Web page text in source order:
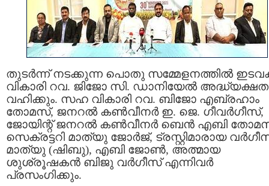
തുടർന്ന് നടക്കുന്ന പൊതു സമ്മേളനത്തിൽ
വികാരി റവ. ജിജോ സി. ഡാനിയേൽ അദ്ധ്യക്ഷത
വഹിക്കും. സഹ വികാരി റവ. ബിജോ എബ്രഹാം
തോമസ്, ജനറൽ കൺവീനർ ഇ. ജെ. ഗീവർഗീസ്,
ജോയിന്റ് ജനറൽ കൺവീനർ ബെൻ എബി
സെക്രട്ടറി മാത്യു ജോർജ്, ട്രസ്റ്റിമാരായ
മാത്യു (ഷിബു), എബി ജോൺ, അത്മായ
ശുശ്രൂഷകൻ ബിജു വർഗീസ് എന്നിവർ
പ്രസംഗിക്കും.